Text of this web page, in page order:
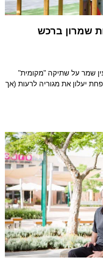
שמרון ברכש
שמר על שתיקה "מקומית"
יעלון את מגוריה לרעות (אך